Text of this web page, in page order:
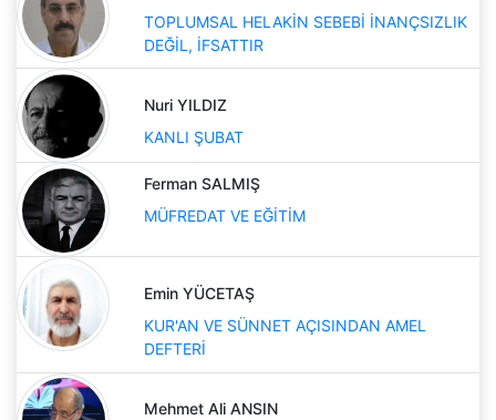
TOPLUMSAL HELAKİN SEBEBİ İNANÇSIZLIK
DEĞİL, İFSATTIR
Nuri YILDIZ
KANLI ŞUBAT
Ferman SALMIŞ
MÜFREDAT VE EĞİTİM
Emin YÜCETAŞ
KUR'AN VE SÜNNET AÇISINDAN AMEL
DEFTERİ
Mehmet Ali ANSIN